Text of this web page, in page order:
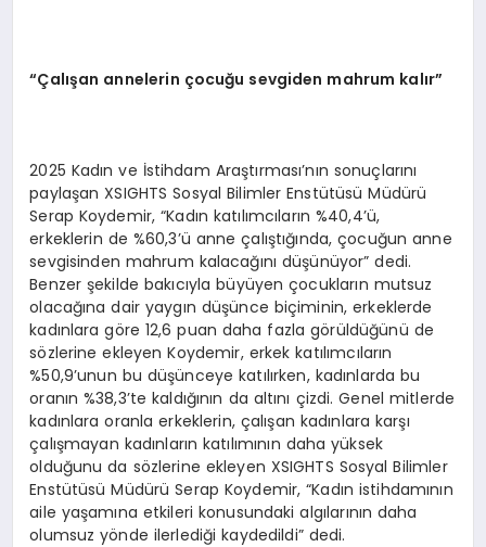
“Çalışan annelerin çocuğu sevgiden mahrum kalır”
2025 Kadın ve İstihdam Araştırması’nın sonuçlarını
paylaşan XSIGHTS Sosyal Bilimler Enstütüsü Müdürü
Serap Koydemir, “Kadın katılımcıların %40,4’ü,
erkeklerin de %60,3’ü anne çalıştığında, çocuğun anne
sevgisinden mahrum kalacağını düşünüyor” dedi.
Benzer şekilde bakıcıyla büyüyen çocukların mutsuz
olacağına dair yaygın düşünce biçiminin, erkeklerde
kadınlara göre 12,6 puan daha fazla görüldüğünü de
sözlerine ekleyen Koydemir, erkek katılımcıların
%50,9’unun bu düşünceye katılırken, kadınlarda bu
oranın %38,3’te kaldığının da altını çizdi. Genel mitlerde
kadınlara oranla erkeklerin, çalışan kadınlara karşı
çalışmayan kadınların katılımının daha yüksek
olduğunu da sözlerine ekleyen XSIGHTS Sosyal Bilimler
Enstütüsü Müdürü Serap Koydemir, “Kadın istihdamının
aile yaşamına etkileri konusundaki algılarının daha
olumsuz yönde ilerlediği kaydedildi” dedi.